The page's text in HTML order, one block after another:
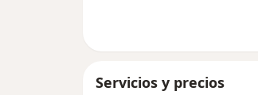
Servicios y precios